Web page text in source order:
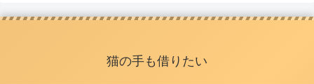
猫の手も借りたい